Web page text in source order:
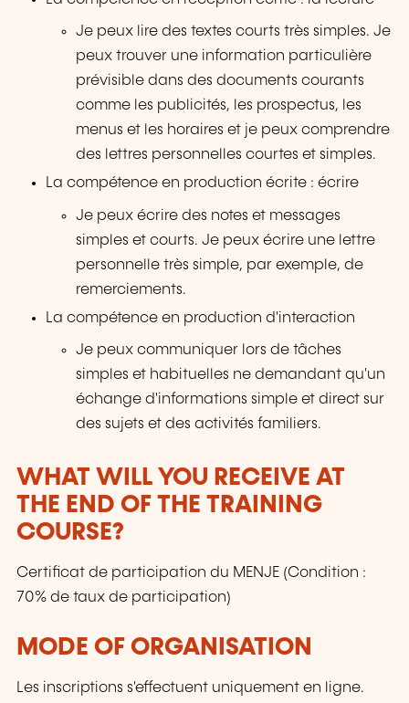
Je peux lire des textes courts très simples. Je
peux trouver une information particulière
prévisible dans des documents courants
comme les publicités, les prospectus, les
menus et les horaires et je peux comprendre
des lettres personnelles courtes et simples.
La compétence en production écrite : écrire
Je peux écrire des notes et messages
simples et courts. Je peux écrire une lettre
personnelle très simple, par exemple, de
remerciements.
La compétence en production d'interaction
Je peux communiquer lors de tâches
simples et habituelles ne demandant qu'un
échange d'informations simple et direct sur
des sujets et des activités familiers.
WHAT WILL YOU RECEIVE AT
THE END OF THE TRAINING
COURSE?
Certificat de participation du MENJE (Condition :
70% de taux de participation)
MODE OF ORGANISATION
Les inscriptions s'effectuent uniquement en ligne.